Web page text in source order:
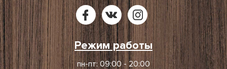
Режим работы
пн-пт: 09:00 - 20:00